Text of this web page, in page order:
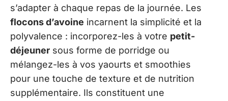
s’adapter à chaque repas de la journée. Les
flocons d’avoine incarnent la simplicité et la
polyvalence : incorporez-les à votre petit-
déjeuner sous forme de porridge ou
mélangez-les à vos yaourts et smoothies
pour une touche de texture et de nutrition
supplémentaire. Ils constituent une